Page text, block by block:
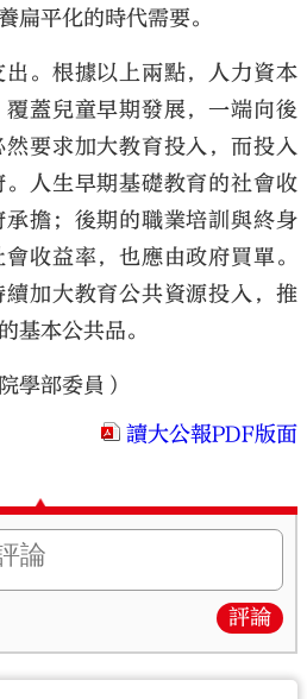
扁平化的時代需要。
。根據以上兩點，人力資本
蓋兒童早期發展，一端向後
要求加大教育投入，而投入
人生早期基礎教育的社會收
擔；後期的職業培訓與終身
收益率，也應由政府買單。
加大教育公共資源投入，推
基本公共品。
學部委員）
讀大公報PDF版面
評論